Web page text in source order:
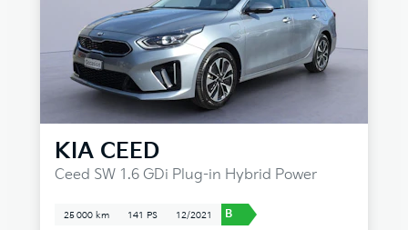
KIA CEED
Ceed SW 1.6 GDi Plug-in Hybrid Power
25 000 km 141 PS 12/2021 B